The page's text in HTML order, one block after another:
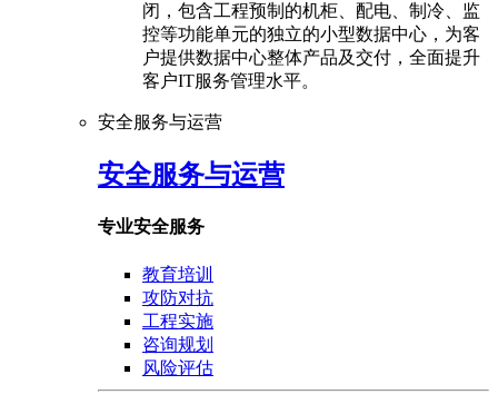
闭，包含工程预制的机柜、配电、制冷、监
控等功能单元的独立的小型数据中心，为客
户提供数据中心整体产品及交付，全面提升
客户IT服务管理水平。
安全服务与运营
安全服务与运营
专业安全服务
教育培训
攻防对抗
工程实施
咨询规划
风险评估